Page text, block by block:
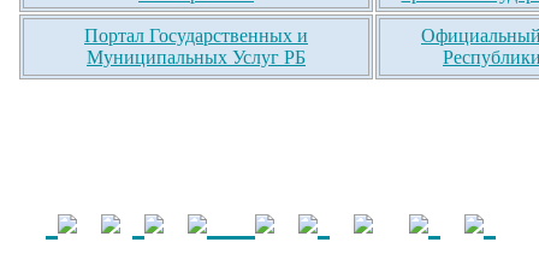
Портал Государственных и
Муниципальных Услуг РБ
Официальный